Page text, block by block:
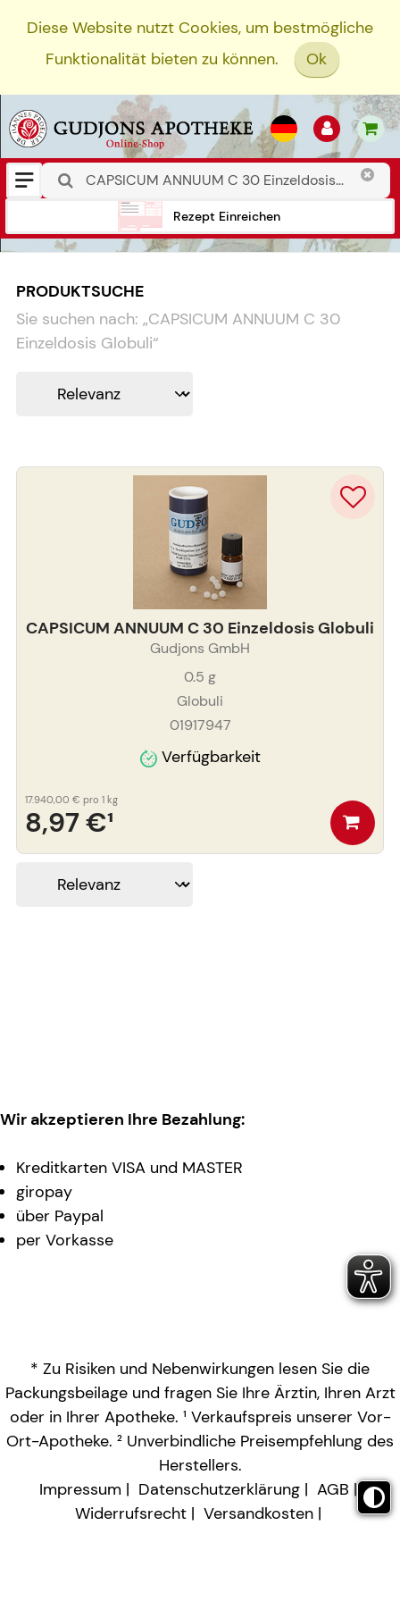
Diese Website nutzt Cookies, um bestmögliche
Funktionalität bieten zu können.
Ok
Rezept Einreichen
PRODUKTSUCHE
Sie suchen nach: „CAPSICUM ANNUUM C 30
Einzeldosis Globuli“
CAPSICUM ANNUUM C 30 Einzeldosis Globuli
Gudjons GmbH
0.5 g
Globuli
01917947
Verfügbarkeit
8,97 €¹
17.940,00 € pro 1 kg
Wir akzeptieren Ihre Bezahlung:
Kreditkarten VISA und MASTER
giropay
über Paypal
per Vorkasse
* Zu Risiken und Nebenwirkungen lesen Sie die
Packungsbeilage und fragen Sie Ihre Ärztin, Ihren Arzt
oder in Ihrer Apotheke. ¹ Verkaufspreis unserer Vor-
Ort-Apotheke. ² Unverbindliche Preisempfehlung des
Herstellers.
Impressum
Datenschutzerklärung
AGB
Widerrufsrecht
Versandkosten